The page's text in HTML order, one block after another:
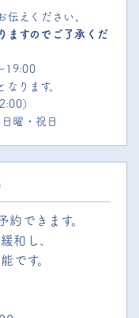
えください。
ますのでご了承くだ
19:00
ります。
）
曜・祝日
できます。
和し、
です。